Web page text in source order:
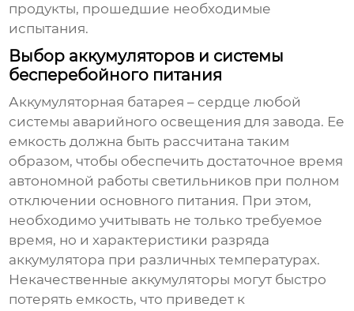
продукты, прошедшие необходимые
испытания.
Выбор аккумуляторов и системы
бесперебойного питания
Аккумуляторная батарея – сердце любой
системы аварийного освещения для завода. Ее
емкость должна быть рассчитана таким
образом, чтобы обеспечить достаточное время
автономной работы светильников при полном
отключении основного питания. При этом,
необходимо учитывать не только требуемое
время, но и характеристики разряда
аккумулятора при различных температурах.
Некачественные аккумуляторы могут быстро
потерять емкость, что приведет к